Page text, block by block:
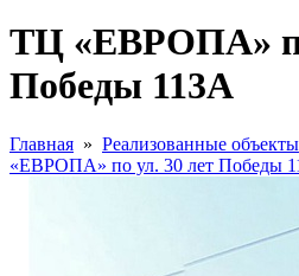
ТЦ «ЕВРОПА»
Победы 113А
Главная » Реализованные объекты
«ЕВРОПА» по ул. 30 лет Победы